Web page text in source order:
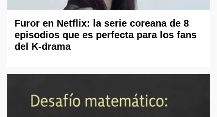
Furor en Netflix: la serie coreana de 8
episodios que es perfecta para los fans
del K-drama